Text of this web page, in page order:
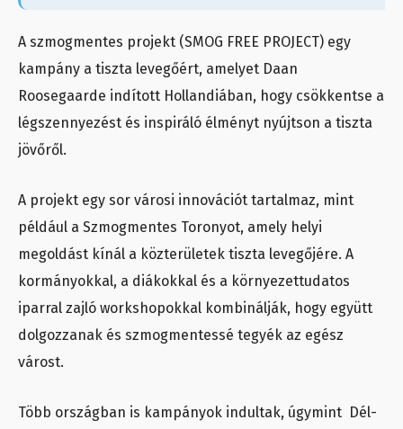
A szmogmentes projekt (SMOG FREE PROJECT) egy
kampány a tiszta levegőért, amelyet Daan
Roosegaarde indított Hollandiában, hogy csökkentse a
légszennyezést és inspiráló élményt nyújtson a tiszta
jövőről.
A projekt egy sor városi innovációt tartalmaz, mint
például a Szmogmentes Toronyot, amely helyi
megoldást kínál a közterületek tiszta levegőjére. A
kormányokkal, a diákokkal és a környezettudatos
iparral zajló workshopokkal kombinálják, hogy együtt
dolgozzanak és szmogmentessé tegyék az egész
várost.
Több országban is kampányok indultak, úgymint Dél-